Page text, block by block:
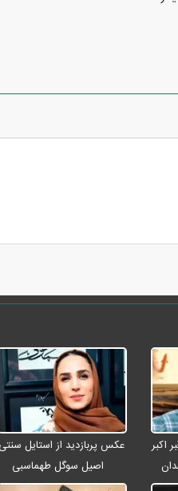
اکبر
عکس پربازدید از استایل
اصیل سوگل طهماسبی